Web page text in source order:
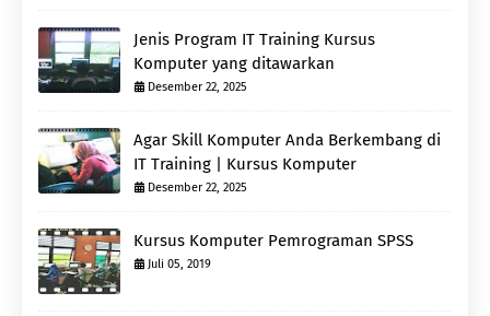
Jenis Program IT Training Kursus
Komputer yang ditawarkan
Desember 22, 2025
Agar Skill Komputer Anda Berkembang di
IT Training | Kursus Komputer
Desember 22, 2025
Kursus Komputer Pemrograman SPSS
Juli 05, 2019